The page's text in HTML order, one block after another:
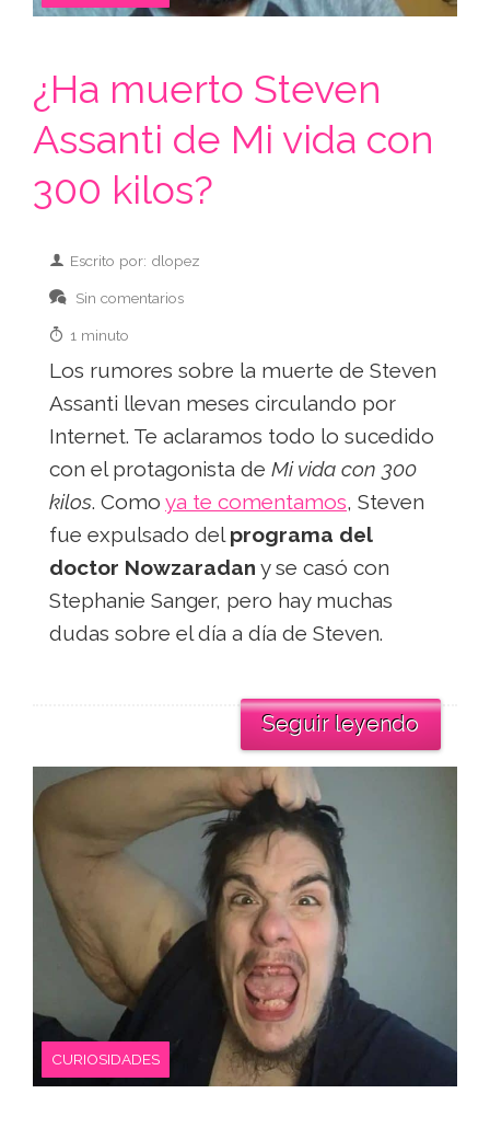
¿Ha muerto Steven
Assanti de Mi vida con
300 kilos?
Escrito por: dlopez
Sin comentarios
1 minuto
Los rumores sobre la muerte de Steven
Assanti llevan meses circulando por
Internet. Te aclaramos todo lo sucedido
con el protagonista de Mi vida con 300
kilos. Como ya te comentamos, Steven
fue expulsado del programa del
doctor Nowzaradan y se casó con
Stephanie Sanger, pero hay muchas
dudas sobre el día a día de Steven.
Seguir leyendo
CURIOSIDADES